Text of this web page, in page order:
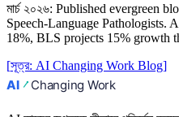
মার্চ ২০২৬: Published evergreen
Speech-Language Pathologists.
18%, BLS projects 15% growth
[সূত্র: AI Changing Work Blog]